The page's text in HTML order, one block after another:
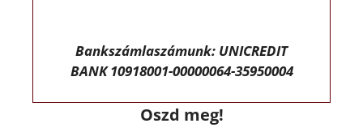
Bankszámlaszámunk: UNICREDIT
BANK 10918001-00000064-35950004
Oszd meg!